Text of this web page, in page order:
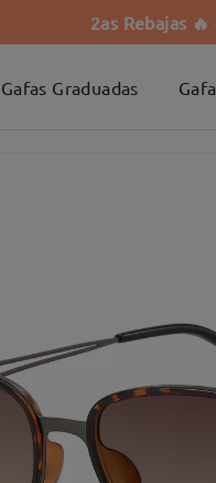
2as Rebajas
Gafas Graduadas